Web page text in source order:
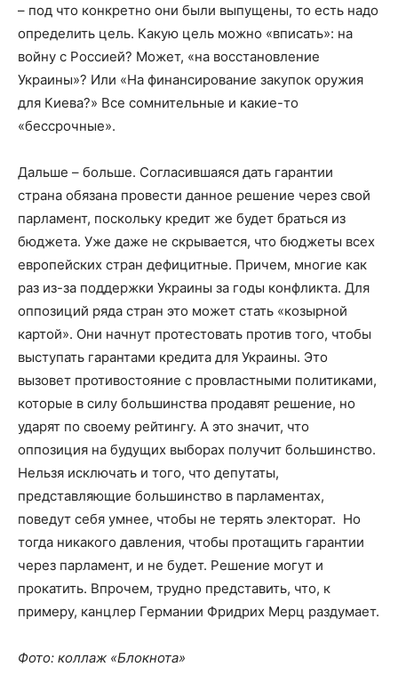
– под что конкретно они были выпущены, то есть надо
определить цель. Какую цель можно «вписать»: на
войну с Россией? Может, «на восстановление
Украины»? Или «На финансирование закупок оружия
для Киева?» Все сомнительные и какие-то
«бессрочные».
Дальше – больше. Согласившаяся дать гарантии
страна обязана провести данное решение через свой
парламент, поскольку кредит же будет браться из
бюджета. Уже даже не скрывается, что бюджеты всех
европейских стран дефицитные. Причем, многие как
раз из-за поддержки Украины за годы конфликта. Для
оппозиций ряда стран это может стать «козырной
картой». Они начнут протестовать против того, чтобы
выступать гарантами кредита для Украины. Это
вызовет противостояние с провластными политиками,
которые в силу большинства продавят решение, но
ударят по своему рейтингу. А это значит, что
оппозиция на будущих выборах получит большинство.
Нельзя исключать и того, что депутаты,
представляющие большинство в парламентах,
поведут себя умнее, чтобы не терять электорат. Но
тогда никакого давления, чтобы протащить гарантии
через парламент, и не будет. Решение могут и
прокатить. Впрочем, трудно представить, что, к
примеру, канцлер Германии Фридрих Мерц раздумает.
Фото: коллаж «Блокнота»